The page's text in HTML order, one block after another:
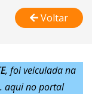
Voltar
, foi veiculada na
. aqui no portal